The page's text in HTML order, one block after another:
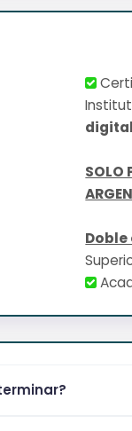
SOLO